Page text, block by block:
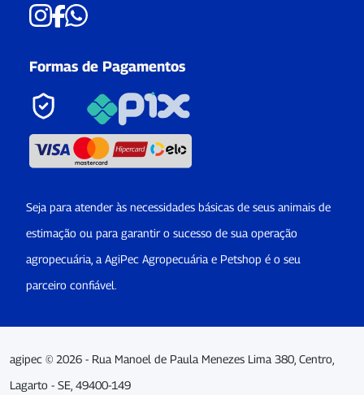
Formas de Pagamentos
Seja para atender às necessidades básicas de seus animais de
estimação ou para garantir o sucesso de sua operação
agropecuária, a AgiPec Agropecuária e Petshop é o seu
parceiro confiável.
agipec © 2026 - Rua Manoel de Paula Menezes Lima 380, Centro,
Lagarto - SE, 49400-149